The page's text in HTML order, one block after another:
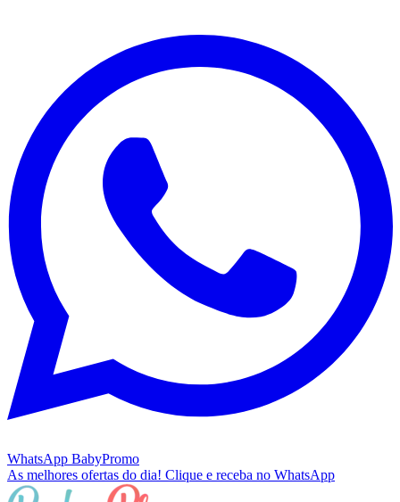
WhatsApp BabyPromo
As melhores ofertas do dia! Clique e receba no WhatsApp